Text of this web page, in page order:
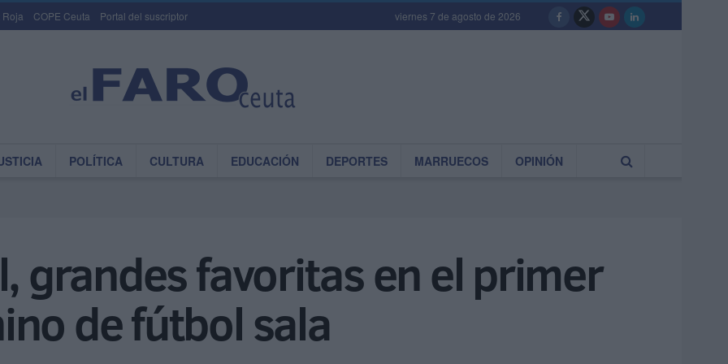
Roja COPE Ceuta Portal del suscriptor viernes 7 de agosto de 2026
POLÍTICA CULTURA EDUCACIÓN DEPORTES MARRUECOS OPINIÓN
grandes favoritas en el primer
de fútbol sala